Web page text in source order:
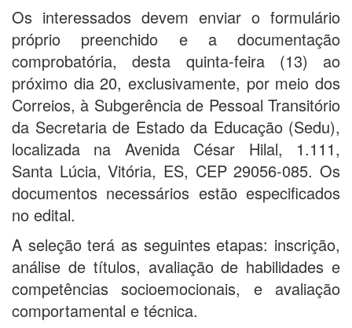
Os interessados devem enviar o formulário
próprio preenchido e a documentação
comprobatória, desta quinta-feira (13) ao
próximo dia 20, exclusivamente, por meio dos
Correios, à Subgerência de Pessoal Transitório
da Secretaria de Estado da Educação (Sedu),
localizada na Avenida César Hilal, 1.111,
Santa Lúcia, Vitória, ES, CEP 29056-085. Os
documentos necessários estão especificados
no edital.
A seleção terá as seguintes etapas: inscrição,
análise de títulos, avaliação de habilidades e
competências socioemocionais, e avaliação
comportamental e técnica.